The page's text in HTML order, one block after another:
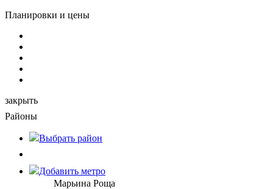
Планировки и цены
закрыть
Районы
Выбрать район
Добавить метро
Марьина Роща